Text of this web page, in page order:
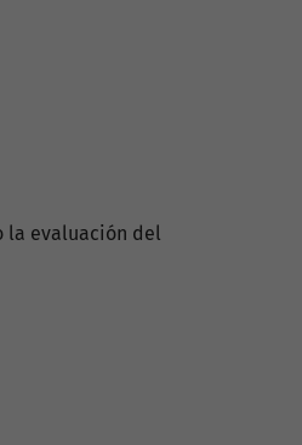
la evaluación del